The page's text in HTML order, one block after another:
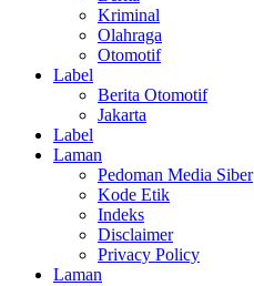
Kriminal
Olahraga
Otomotif
Label
Berita Otomotif
Jakarta
Label
Laman
Pedoman Media Siber
Kode Etik
Indeks
Disclaimer
Privacy Policy
Laman